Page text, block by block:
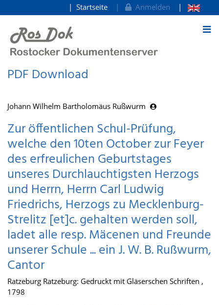
zum Inhalt
Startseite Anmelden
PDF Download
Johann Wilhelm Bartholomäus Rußwurm
Zur öffentlichen Schul-Prüfung,
welche den 10ten October zur Feyer
des erfreulichen Geburtstages
unseres Durchlauchtigsten Herzogs
und Herrn, Herrn Carl Ludwig
Friedrichs, Herzogs zu Mecklenburg-
Strelitz [et]c. gehalten werden soll,
ladet alle resp. Mäcenen und Freunde
unserer Schule ... ein J. W. B. Rußwurm,
Cantor
Ratzeburg Ratzeburg: Gedruckt mit Gläserschen Schriften ,
1798